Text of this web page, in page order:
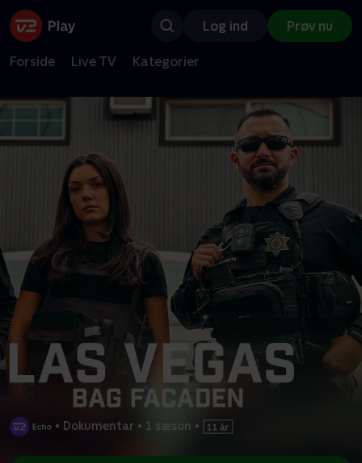
Log ind Prøv nu
Forside Live TV Kategorier
• Dokumentar • 1 sæson •